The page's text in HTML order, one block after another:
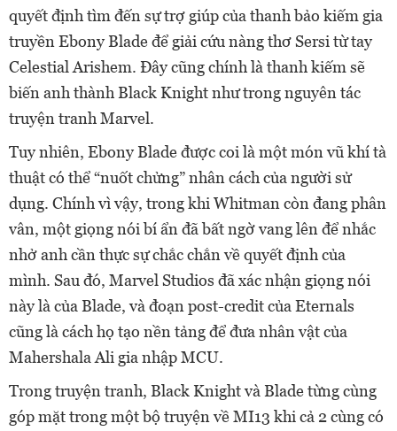
quyết định tìm đến sự trợ giúp của thanh bảo kiếm gia
truyền Ebony Blade để giải cứu nàng thơ Sersi từ tay
Celestial Arishem. Đây cũng chính là thanh kiếm sẽ
biến anh thành Black Knight như trong nguyên tác
truyện tranh Marvel.
Tuy nhiên, Ebony Blade được coi là một món vũ khí tà
thuật có thể “nuốt chửng” nhân cách của người sử
dụng. Chính vì vậy, trong khi Whitman còn đang phân
vân, một giọng nói bí ẩn đã bất ngờ vang lên để nhắc
nhở anh cần thực sự chắc chắn về quyết định của
mình. Sau đó, Marvel Studios đã xác nhận giọng nói
này là của Blade, và đoạn post-credit của Eternals
cũng là cách họ tạo nền tảng để đưa nhân vật của
Mahershala Ali gia nhập MCU.
Trong truyện tranh, Black Knight và Blade từng cùng
góp mặt trong một bộ truyện về MI13 khi cả 2 cùng có